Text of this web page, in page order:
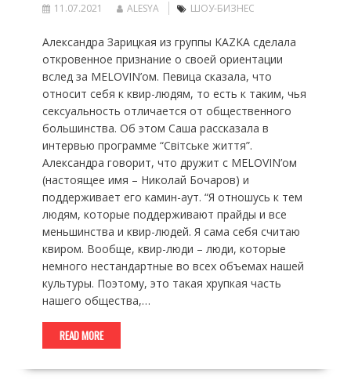
11.07.2021 ALESYA ШОУ-БИЗНЕС
Александра Зарицкая из группы KAZKA сделала
откровенное признание о своей ориентации
вслед за MELOVIN’ом. Певица сказала, что
относит себя к квир-людям, то есть к таким, чья
сексуальность отличается от общественного
большинства. Об этом Саша рассказала в
интервью программе “Світське життя”.
Александра говорит, что дружит с MELOVIN’ом
(настоящее имя – Николай Бочаров) и
поддерживает его камин-аут. “Я отношусь к тем
людям, которые поддерживают прайды и все
меньшинства и квир-людей. Я сама себя считаю
квиром. Вообще, квир-люди – люди, которые
немного нестандартные во всех объемах нашей
культуры. Поэтому, это такая хрупкая часть
нашего общества,…
READ MORE